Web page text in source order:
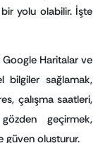
bir yolu olabilir. İşte
Google Haritalar ve
bilgiler sağlamak,
çalışma saatleri,
geçirmek,
güven oluşturur.